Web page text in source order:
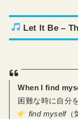
Let It Be –
When I find
困難な時に自分
find myself（